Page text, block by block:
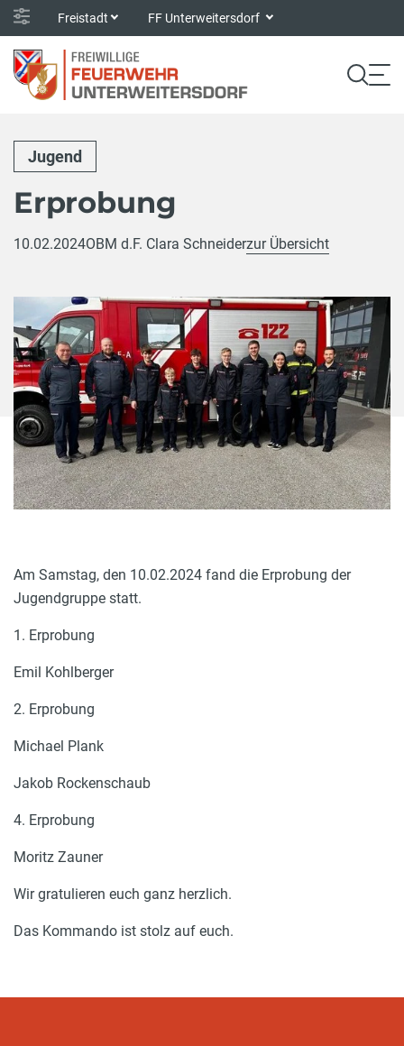
Freistadt FF Unterweitersdorf
Jugend
Erprobung
10.02.2024OBM d.F. Clara Schneiderzur Übersicht
Am Samstag, den 10.02.2024 fand die Erprobung der
Jugendgruppe statt.
1. Erprobung
Emil Kohlberger
2. Erprobung
Michael Plank
Jakob Rockenschaub
4. Erprobung
Moritz Zauner
Wir gratulieren euch ganz herzlich.
Das Kommando ist stolz auf euch.